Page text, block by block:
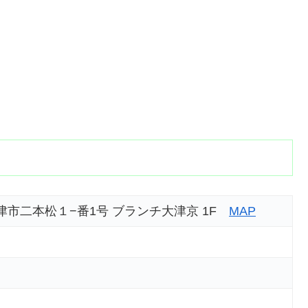
市二本松１−番1号 ブランチ大津京 1F MAP